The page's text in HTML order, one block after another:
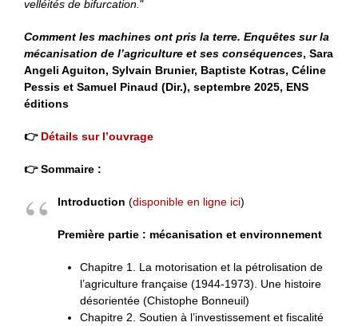
velléités de bifurcation. "
Comment les machines ont pris la terre. Enquêtes sur la
mécanisation de l’agriculture et ses conséquences, Sara
Angeli Aguiton, Sylvain Brunier, Baptiste Kotras, Céline
Pessis et Samuel Pinaud (Dir.), septembre 2025, ENS
éditions
👉 Détails sur l’ouvrage
👉 Sommaire :
Introduction (disponible en ligne ici)
Première partie : mécanisation et environnement
Chapitre 1. La motorisation et la pétrolisation de
l’agriculture française (1944-1973). Une histoire
désorientée (Chistophe Bonneuil)
Chapitre 2. Soutien à l’investissement et fiscalité